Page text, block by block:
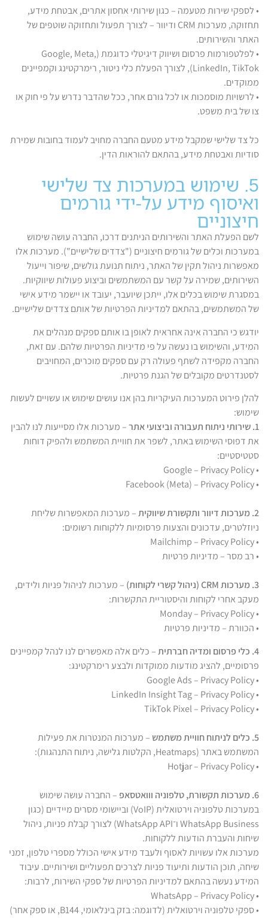
• לספקי שירות מטעמה – כגון שירותי אחסון אתרים, אבטחת מידע,
תחזוקה, מערכות CRM ודיוור – לצורך תפעול ותחזוקה שוטפים של
האתר והשירותים.
• לפלטפורמות פרסום ושיווק דיגיטלי כדוגמת (Google, Meta,
LinkedIn, TikTok), לצורך הפעלת כלי ניטור, רימרקטינג וקמפיינים
ממוקדים.
• לרשויות מוסמכות או לכל גורם אחר, ככל שהדבר נדרש על פי חוק או
צו של בית משפט.
כל צד שלישי שמקבל מידע מטעם החברה מחויב לעמוד בחובות שמירת
סודיות ואבטחת מידע, בהתאם להוראות הדין.
5. שימוש במערכות צד שלישי
ואיסוף מידע על-ידי גורמים
חיצוניים
לשם הפעלת האתר והשירותים הניתנים דרכו, החברה עושה שימוש
במערכות וכלים של גורמים חיצוניים ("צדדים שלישיים"). מערכות אלו
מאפשרות ניהול תקין של האתר, ניתוח תנועת גולשים, שיפור וייעול
השירותים, שמירה על קשר עם המשתמשים וביצוע פעולות שיווקיות.
במסגרת שימוש בכלים אלו, ייתכן שיועבר, יעובד או יישמר מידע אישי
של המשתמשים, בהתאם למדיניות הפרטיות של אותם צדדים שלישיים.
יודגש כי החברה אינה אחראית לאופן בו אותם ספקים מנהלים את
המידע, והשימוש בו נעשה על פי מדיניות הפרטיות שלהם. עם זאת,
החברה מקפידה לשתף פעולה רק עם ספקים מוכרים, המחויבים
לסטנדרטים מקובלים של הגנת פרטיות.
להלן פירוט המערכות העיקריות בהן אנו עושים שימוש או עשויים לעשות
שימוש:
1. שירותי ניתוח תעבורה וביצועי אתר
– מערכות אלו מסייעות לנו להבין
את דפוסי השימוש באתר, לשפר את חוויית המשתמש ולהפיק דוחות
סטטיסטיים:
• Google – Privacy Policy
• Facebook (Meta) – Privacy Policy
2. מערכות דיוור ותקשורת שיווקית
– מערכות המאפשרות שליחת
ניוזלטרים, עדכונים והצעות פרסומיות ללקוחות רשומים:
• Mailchimp – Privacy Policy
• רב מסר – מדיניות פרטיות
3. מערכות CRM (ניהול קשרי לקוחות)
– מערכות לניהול פניות ולידים,
מעקב אחרי לקוחות והיסטוריית התקשרות:
• Monday – Privacy Policy
• הכוורת – מדיניות פרטיות
4. כלי פרסום ומדיה חברתית
– כלים אלה מאפשרים לנו לנהל קמפיינים
פרסומיים, להציג מודעות ממוקדות ולבצע רימרקטינג:
• Google Ads – Privacy Policy
• LinkedIn Insight Tag – Privacy Policy
• TikTok Pixel – Privacy Policy
5. כלים לניתוח חוויית משתמש
– מערכות המנטרות את פעילות
המשתמש באתר (Heatmaps, הקלטות גלישה, ניתוח התנהגות):
• Hotjar – Privacy Policy
6. מערכות תקשורת, טלפוניה ווואטסאפ
– החברה עושה שימוש
במערכות טלפוניה וירטואלית (VoIP) וביישומי מסרים מיידיים (כגון
WhatsApp Business ו־WhatsApp API) לצורך קבלת פניות, ניהול
שיחות והעברת הודעות ללקוחות.
מערכות אלו עשויות לאסוף ולעבד מידע אישי הכולל מספרי טלפון, זמני
שיחה, תוכן הודעות ותיעוד פניות לצרכים תפעוליים ושירותיים. עיבוד
המידע נעשה בהתאם למדיניות הפרטיות של ספקי השירות, לרבות:
• WhatsApp – Privacy Policy
• ספקי טלפוניה וירטואלית (לדוגמה: בזק בינלאומי, B144, או ספק אחר)